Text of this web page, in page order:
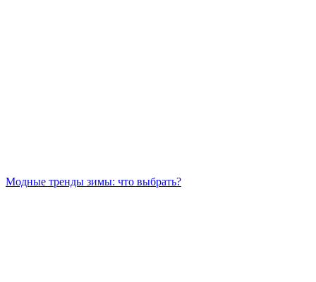
Модные тренды зимы: что выбрать?